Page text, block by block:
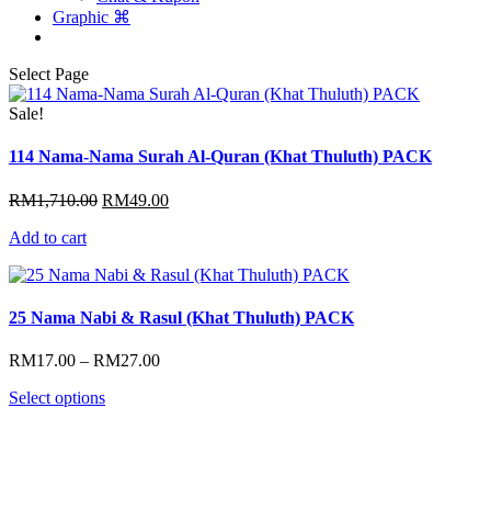
Graphic ⌘
Select Page
Sale!
114 Nama-Nama Surah Al-Quran (Khat Thuluth) PACK
RM1,710.00 Original
RM49.00Current
Add to cart
25 Nama Nabi & Rasul (Khat Thuluth) PACK
RM17.00 – RM27.00Price
Select options